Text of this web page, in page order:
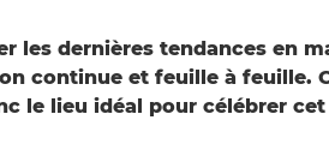
les dernières tendances en
continue et feuille à feuille.
le lieu idéal pour célébrer